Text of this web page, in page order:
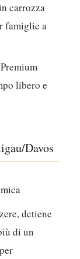
carrozza
famiglie a
libero e
Davos
detiene
di un